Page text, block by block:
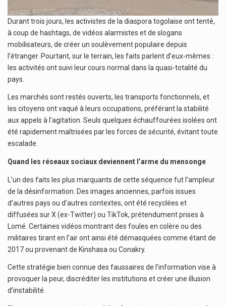
Durant trois jours, les activistes de la diaspora togolaise ont tenté,
à coup de hashtags, de vidéos alarmistes et de slogans
mobilisateurs, de créer un soulèvement populaire depuis
l’étranger. Pourtant, sur le terrain, les faits parlent d’eux-mêmes :
les activités ont suivi leur cours normal dans la quasi-totalité du
pays.
Les marchés sont restés ouverts, les transports fonctionnels, et
les citoyens ont vaqué à leurs occupations, préférant la stabilité
aux appels à l’agitation. Seuls quelques échauffourées isolées ont
été rapidement maîtrisées par les forces de sécurité, évitant toute
escalade.
Quand les réseaux sociaux deviennent l’arme du mensonge
L’un des faits les plus marquants de cette séquence fut l’ampleur
de la désinformation. Des images anciennes, parfois issues
d’autres pays ou d’autres contextes, ont été recyclées et
diffusées sur X (ex-Twitter) ou TikTok, prétendument prises à
Lomé. Certaines vidéos montrant des foules en colère ou des
militaires tirant en l’air ont ainsi été démasquées comme étant de
2017 ou provenant de Kinshasa ou Conakry.
Cette stratégie bien connue des faussaires de l’information vise à
provoquer la peur, discréditer les institutions et créer une illusion
d’instabilité.